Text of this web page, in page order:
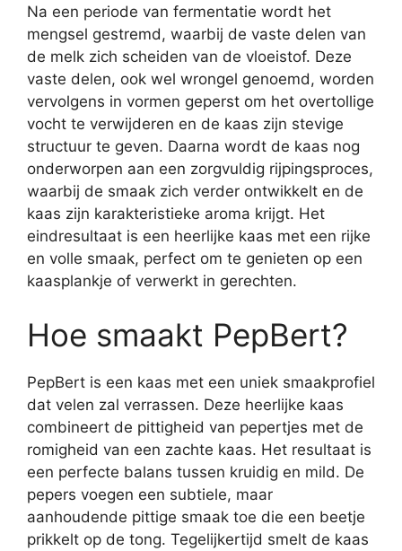
Na een periode van fermentatie wordt het
mengsel gestremd, waarbij de vaste delen van
de melk zich scheiden van de vloeistof. Deze
vaste delen, ook wel wrongel genoemd, worden
vervolgens in vormen geperst om het overtollige
vocht te verwijderen en de kaas zijn stevige
structuur te geven. Daarna wordt de kaas nog
onderworpen aan een zorgvuldig rijpingsproces,
waarbij de smaak zich verder ontwikkelt en de
kaas zijn karakteristieke aroma krijgt. Het
eindresultaat is een heerlijke kaas met een rijke
en volle smaak, perfect om te genieten op een
kaasplankje of verwerkt in gerechten.
Hoe smaakt PepBert?
PepBert is een kaas met een uniek smaakprofiel
dat velen zal verrassen. Deze heerlijke kaas
combineert de pittigheid van pepertjes met de
romigheid van een zachte kaas. Het resultaat is
een perfecte balans tussen kruidig en mild. De
pepers voegen een subtiele, maar
aanhoudende pittige smaak toe die een beetje
prikkelt op de tong. Tegelijkertijd smelt de kaas